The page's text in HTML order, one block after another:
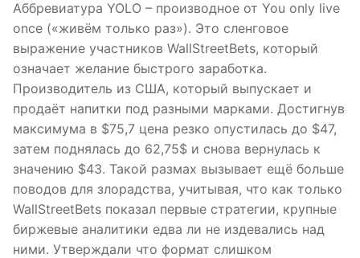
Аббревиатура YOLO – производное от You only live
once («живём только раз»). Это сленговое
выражение участников WallStreetBets, который
означает желание быстрого заработка.
Производитель из США, который выпускает и
продаёт напитки под разными марками. Достигнув
максимума в $75,7 цена резко опустилась до $47,
затем поднялась до 62,75$ и снова вернулась к
значению $43. Такой размах вызывает ещё больше
поводов для злорадства, учитывая, что как только
WallStreetBets показал первые стратегии, крупные
биржевые аналитики едва ли не издевались над
ними. Утверждали что формат слишком